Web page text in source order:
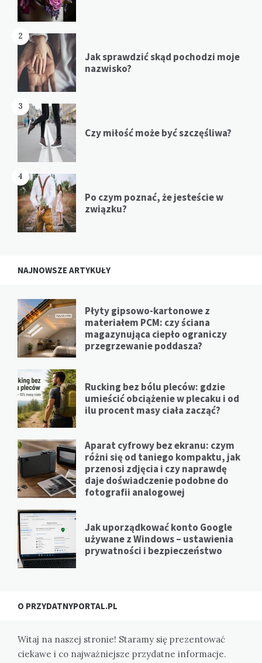
2
Jak sprawdzić skąd pochodzi moje
nazwisko?
3
Czy miłość może być szczęśliwa?
4
Po czym poznać, że jesteście w
związku?
NAJNOWSZE ARTYKUŁY
Płyty gipsowo-kartonowe z
materiałem PCM: czy ściana
magazynująca ciepło ograniczy
przegrzewanie poddasza?
Rucking bez bólu pleców: gdzie
umieścić obciążenie w plecaku i od
ilu procent masy ciała zacząć?
Aparat cyfrowy bez ekranu: czym
różni się od taniego kompaktu, jak
przenosi zdjęcia i czy naprawdę
daje doświadczenie podobne do
fotografii analogowej
Jak uporządkować konto Google
używane z Windows – ustawienia
prywatności i bezpieczeństwo
O PRZYDATNYPORTAL.PL
Witaj na naszej stronie! Staramy się prezentować
ciekawe i co najważniejsze przydatne informacje.